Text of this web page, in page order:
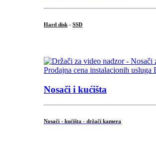
Hard disk - SSD
Nosači i kućišta
Nosači - kućišta - držači kamera